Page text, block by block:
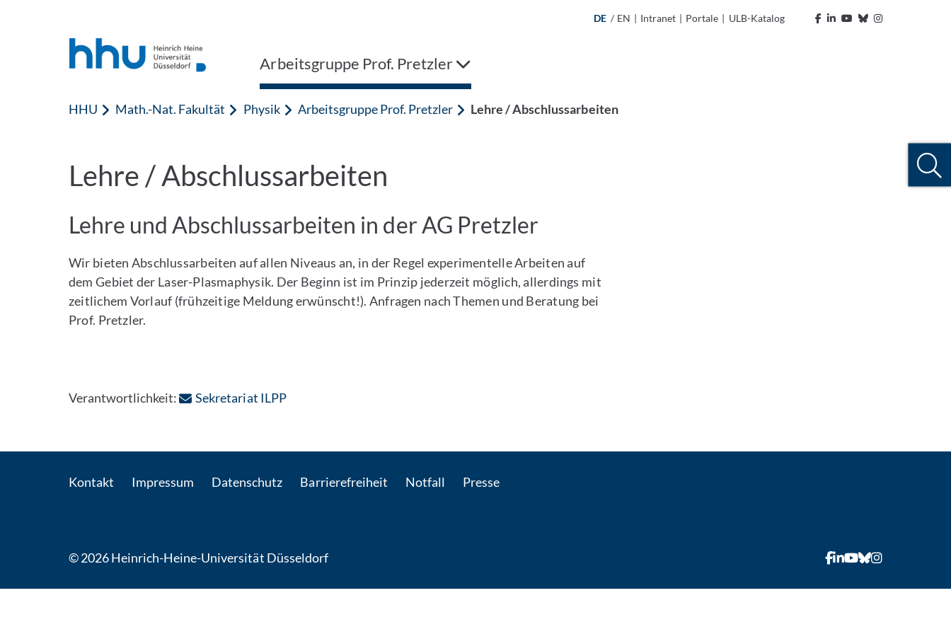
DE / EN | Intranet | Portale | ULB-Katalog
Arbeitsgruppe Prof. Pretzler
HHU Math.-Nat. Fakultät Physik Arbeitsgruppe Prof. Pretzler Lehre / Abschlussarbeiten
Lehre / Abschlussarbeiten
Lehre und Abschlussarbeiten in der AG Pretzler
Wir bieten Abschlussarbeiten auf allen Niveaus an, in der Regel experimentelle Arbeiten auf
dem Gebiet der Laser-Plasmaphysik. Der Beginn ist im Prinzip jederzeit möglich, allerdings mit
zeitlichem Vorlauf (frühzeitige Meldung erwünscht!). Anfragen nach Themen und Beratung bei
Prof. Pretzler.
Verantwortlichkeit: Sekretariat ILPP: Per E-Mail kontaktieren
Kontakt Impressum Datenschutz Barrierefreiheit Notfall Presse
© 2026 Heinrich-Heine-Universität Düsseldorf